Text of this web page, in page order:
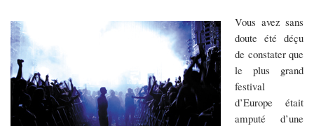
2008
Vous avez sans
doute été déçu
de constater que
le plus grand
festival
d’Europe était
amputé d’une